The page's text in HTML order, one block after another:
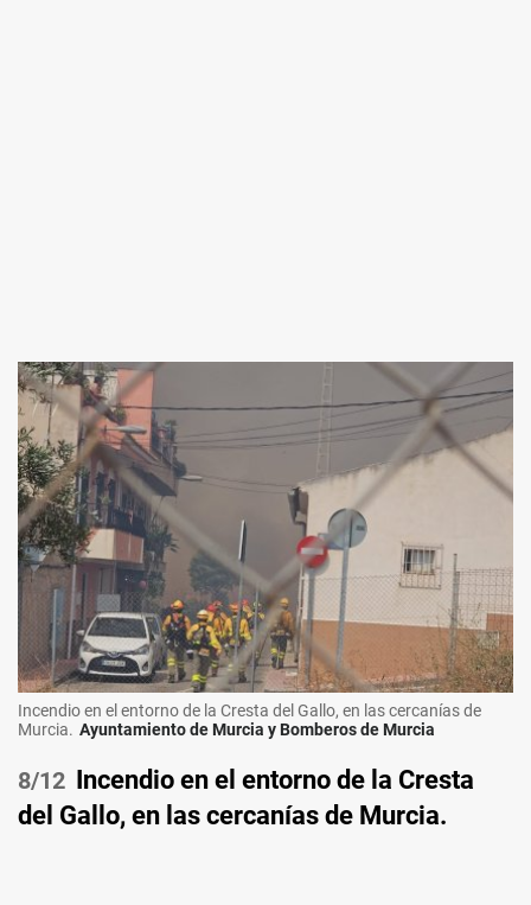
Incendio en el entorno de la Cresta del Gallo, en las cercanías de
Murcia. Ayuntamiento de Murcia y Bomberos de Murcia
/12 Incendio en el entorno de la Cresta
del Gallo, en las cercanías de Murcia.